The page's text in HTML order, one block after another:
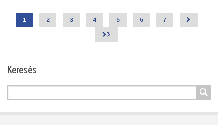
Oldalszámozás
Jelenlegi
1 Page
2 Page
3 Page
4 Page
5 Page
6 Page
7 >
>>
Keresés